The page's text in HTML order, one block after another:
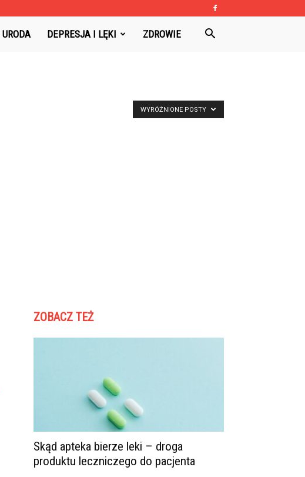
URODA DEPRESJA I LĘKI ZDROWIE
WYRÓŻNIONE POSTY
ZOBACZ TEŻ
Skąd apteka bierze leki – droga
produktu leczniczego do pacjenta